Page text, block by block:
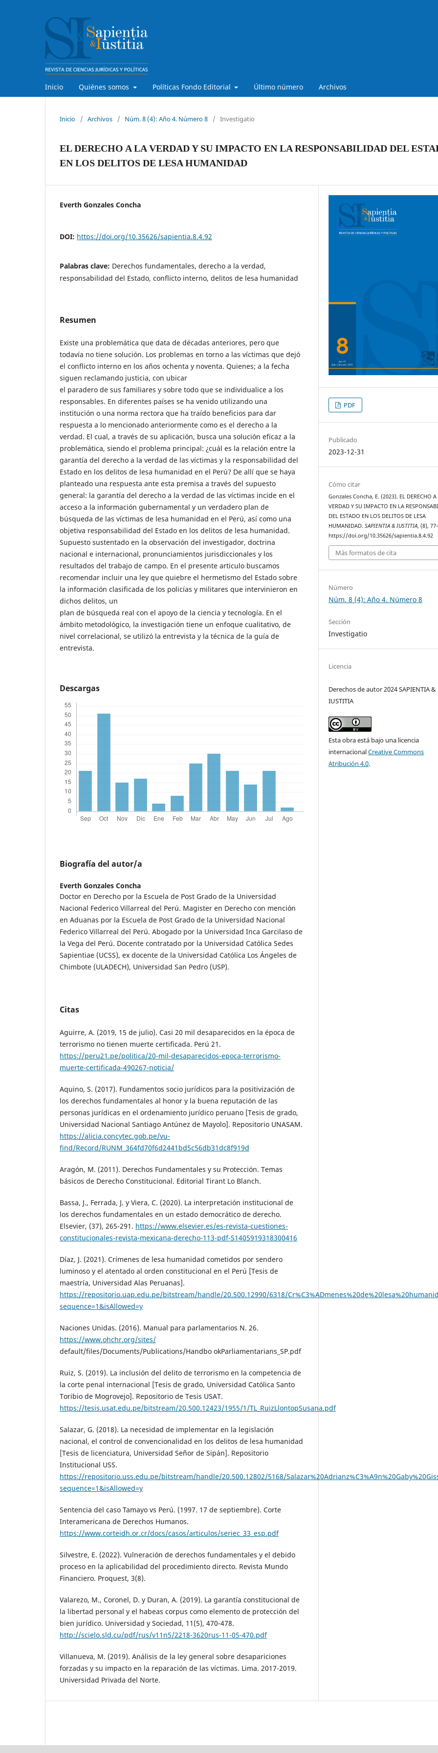
Inicio Quiénes somos Políticas Fondo Editorial Último número Archivos
Inicio / Archivos / Núm. 8 (4): Año 4. Número 8 / Investigatio
EL DERECHO A LA VERDAD Y SU IMPACTO EN LA RESPONSABILIDAD DEL
EN LOS DELITOS DE LESA HUMANIDAD
Everth Gonzales Concha
DOI: https://doi.org/10.35626/sapientia.8.4.92
Palabras clave: Derechos fundamentales, derecho a la verdad,
responsabilidad del Estado, conflicto interno, delitos de lesa humanidad
Resumen
Existe una problemática que data de décadas anteriores, pero que
todavía no tiene solución. Los problemas en torno a las víctimas que dejó
el conflicto interno en los años ochenta y noventa. Quienes; a la fecha
siguen reclamando justicia, con ubicar
el paradero de sus familiares y sobre todo que se individualice a los
responsables. En diferentes países se ha venido utilizando una
institución o una norma rectora que ha traído beneficios para dar
respuesta a lo mencionado anteriormente como es el derecho a la
verdad. El cual, a través de su aplicación, busca una solución eficaz a la
problemática, siendo el problema principal: ¿cuál es la relación entre la
garantía del derecho a la verdad de las víctimas y la responsabilidad del
Estado en los delitos de lesa humanidad en el Perú? De allí que se haya
planteado una respuesta ante esta premisa a través del supuesto
general: la garantía del derecho a la verdad de las víctimas incide en el
acceso a la información gubernamental y un verdadero plan de
búsqueda de las víctimas de lesa humanidad en el Perú, así como una
objetiva responsabilidad del Estado en los delitos de lesa humanidad.
Supuesto sustentado en la observación del investigador, doctrina
nacional e internacional, pronunciamientos jurisdiccionales y los
resultados del trabajo de campo. En el presente articulo buscamos
recomendar incluir una ley que quiebre el hermetismo del Estado sobre
la información clasificada de los policías y militares que intervinieron en
dichos delitos, un
plan de búsqueda real con el apoyo de la ciencia y tecnología. En el
ámbito metodológico, la investigación tiene un enfoque cualitativo, de
nivel correlacional, se utilizó la entrevista y la técnica de la guía de
entrevista.
Descargas
Biografía del autor/a
Everth Gonzales Concha
Doctor en Derecho por la Escuela de Post Grado de la Universidad
Nacional Federico Villarreal del Perú. Magister en Derecho con mención
en Aduanas por la Escuela de Post Grado de la Universidad Nacional
Federico Villarreal del Perú. Abogado por la Universidad Inca Garcilaso de
la Vega del Perú. Docente contratado por la Universidad Católica Sedes
Sapientiae (UCSS), ex docente de la Universidad Católica Los Ángeles de
Chimbote (ULADECH), Universidad San Pedro (USP).
Citas
Aguirre, A. (2019, 15 de julio). Casi 20 mil desaparecidos en la época de
terrorismo no tienen muerte certificada. Perú 21.
https://peru21.pe/politica/20-mil-desaparecidos-epoca-terrorismo-
muerte-certificada-490267-noticia/
Aquino, S. (2017). Fundamentos socio jurídicos para la positivización de
los derechos fundamentales al honor y la buena reputación de las
personas jurídicas en el ordenamiento jurídico peruano [Tesis de grado,
Universidad Nacional Santiago Antúnez de Mayolo]. Repositorio UNASAM.
https://alicia.concytec.gob.pe/vu-
find/Record/RUNM_364fd70f6d2441bd5c56db31dc8f919d
Aragón, M. (2011). Derechos Fundamentales y su Protección. Temas
básicos de Derecho Constitucional. Editorial Tirant Lo Blanch.
Bassa, J., Ferrada, J. y Viera, C. (2020). La interpretación institucional de
los derechos fundamentales en un estado democrático de derecho.
Elsevier, (37), 265-291. https://www.elsevier.es/es-revista-cuestiones-
constitucionales-revista-mexicana-derecho-113-pdf-S1405919318300416
Díaz, J. (2021). Crímenes de lesa humanidad cometidos por sendero
luminoso y el atentado al orden constitucional en el Perú [Tesis de
maestría, Universidad Alas Peruanas].
https://repositorio.uap.edu.pe/bitstream/handle/20.500.12990/6318/
sequence=1&isAllowed=y
Naciones Unidas. (2016). Manual para parlamentarios N. 26.
https://www.ohchr.org/sites/
default/files/Documents/Publications/Handbo okParliamentarians_SP.pdf
Ruiz, S. (2019). La inclusión del delito de terrorismo en la competencia de
la corte penal internacional [Tesis de grado, Universidad Católica Santo
Toribio de Mogrovejo]. Repositorio de Tesis USAT.
https://tesis.usat.edu.pe/bitstream/20.500.12423/1955/1/TL_RuizLlontopSusana.pdf
Salazar, G. (2018). La necesidad de implementar en la legislación
nacional, el control de convencionalidad en los delitos de lesa humanidad
[Tesis de licenciatura, Universidad Señor de Sipán]. Repositorio
Institucional USS.
https://repositorio.uss.edu.pe/bitstream/handle/20.500.12802/5168/
sequence=1&isAllowed=y
Sentencia del caso Tamayo vs Perú. (1997. 17 de septiembre). Corte
Interamericana de Derechos Humanos.
https://www.corteidh.or.cr/docs/casos/articulos/seriec_33_esp.pdf
Silvestre, E. (2022). Vulneración de derechos fundamentales y el debido
proceso en la aplicabilidad del procedimiento directo. Revista Mundo
Financiero. Proquest, 3(8).
Valarezo, M., Coronel, D. y Duran, A. (2019). La garantía constitucional de
la libertad personal y el habeas corpus como elemento de protección del
bien jurídico. Universidad y Sociedad, 11(5), 470-478.
http://scielo.sld.cu/pdf/rus/v11n5/2218-3620rus-11-05-470.pdf
Villanueva, M. (2019). Análisis de la ley general sobre desapariciones
forzadas y su impacto en la reparación de las víctimas. Lima. 2017-2019.
Universidad Privada del Norte.
PDF
Publicado
2023-12-31
Cómo citar
Gonzales Concha, E. (2023). EL DERECHO A
VERDAD Y SU IMPACTO EN LA
DEL ESTADO EN LOS DELITOS DE LESA
HUMANIDAD.SAPIENTIA & IUSTITIA, (8),
https://doi.org/10.35626/sapientia.8.4.92
Más formatos de cita
Número
Núm. 8 (4): Año 4. Número 8
Sección
Investigatio
Licencia
Derechos de autor 2024 SAPIENTIA &
IUSTITIA
Esta obra está bajo una licencia
internacionalCreative Commons
Atribución 4.0.